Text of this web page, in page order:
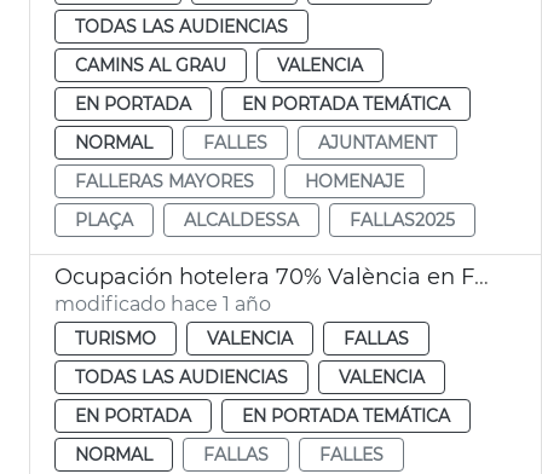
TODAS LAS AUDIENCIAS
CAMINS AL GRAU
VALENCIA
EN PORTADA
EN PORTADA TEMÁTICA
NORMAL
FALLES
AJUNTAMENT
FALLERAS MAYORES
HOMENAJE
PLAÇA
ALCALDESSA FALLAS2025
Ocupación hotelera 70% València en Fallas
modificado hace 1 año
TURISMO VALENCIA
FALLAS
TODAS LAS AUDIENCIAS
VALENCIA
EN PORTADA
EN PORTADA TEMÁTICA
NORMAL
FALLAS
FALLES